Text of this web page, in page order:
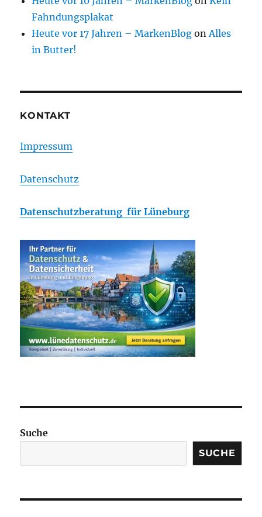
Fahndungsplakat
Heute vor 17 Jahren – MarkenBlog onAlles
in Butter!
KONTAKT
Impressum
Datenschutz
Datenschutzberatung für Lüneburg
Suche
SUCHE